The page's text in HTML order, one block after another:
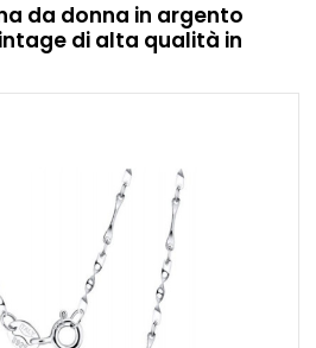
da donna in argento
di alta qualità in